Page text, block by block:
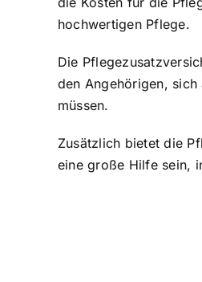
hochwertigen Pflege.
Die
den Angehörigen,
müssen.
Zusätzlich bietet die
eine große Hilfe sein,